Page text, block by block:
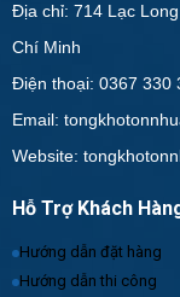
Địa chỉ: 714 Lạc
Chí Minh
Điện thoại: 0367 330
Email:
Website:
Hỗ Trợ Khách
Hướng dẫn đặt hàng
Hướng dẫn thi công